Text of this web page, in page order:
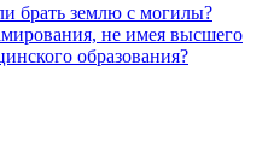
брать землю с могилы?
не имея высшего
образования?